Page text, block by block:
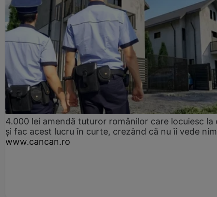
4.000 lei amendă tuturor românilor care locuiesc la
și fac acest lucru în curte, crezând că nu îi vede
www.cancan.ro